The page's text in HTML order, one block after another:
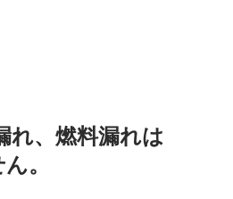
れ、燃料漏れは
。